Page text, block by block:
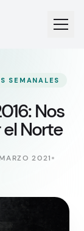
SEMANALES
Nos
Norte
2021